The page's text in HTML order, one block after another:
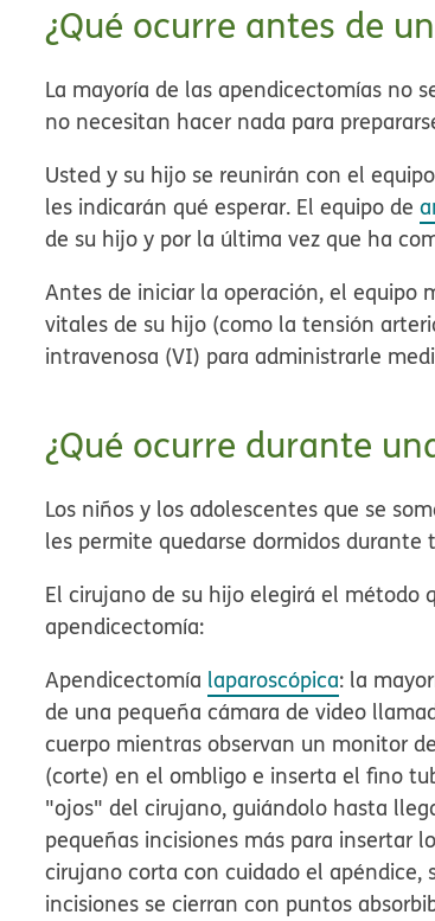
¿Qué ocurre antes de
La mayoría de las apendicectomías no
no necesitan hacer nada para
Usted y su hijo se reunirán con el
les indicarán qué esperar. El equipo de
de su hijo y por la última vez que ha
Antes de iniciar la operación, el equipo
vitales de su hijo (como la tensión
intravenosa (VI) para administrarle
¿Qué ocurre durante
Los niños y los adolescentes que se
les permite quedarse dormidos durante
El cirujano de su hijo elegirá el método
apendicectomía:
Apendicectomía laparoscópica: la
de una pequeña cámara de video
cuerpo mientras observan un monitor
(corte) en el ombligo e inserta el fino
"ojos" del cirujano, guiándolo hasta
pequeñas incisiones más para insertar
cirujano corta con cuidado el
incisiones se cierran con puntos